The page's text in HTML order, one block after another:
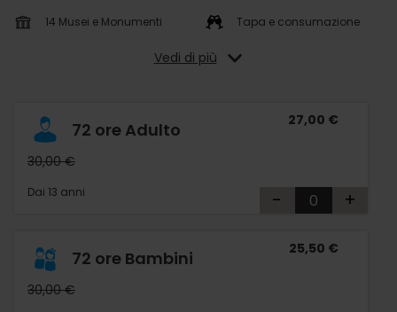
14 Musei e Monumenti Tapa e consumazione
Vedi di più
72 ore Adulto
30,00 €
Dai 13 anni
27,00 €
- +
72 ore Bambini
30,00 €
25,50 €